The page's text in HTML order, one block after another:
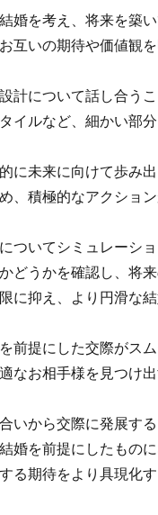
を考え、将来を築
いの期待や価値観
について話し合うこ
ルなど、細かい部
未来に向けて歩み出
積極的なアクショ
いてシミュレーショ
うかを確認し、将
抑え、より円滑な結
提にした交際がス
お相手様を見つけ
から交際に発展する
を前提にしたものに
期待をより具現化す